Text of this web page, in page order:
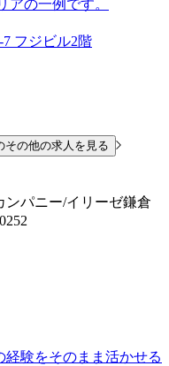
の一例です。
フジビル2階
その他の求人を見る
パニー/イリーゼ鎌倉
験をそのまま活かせる